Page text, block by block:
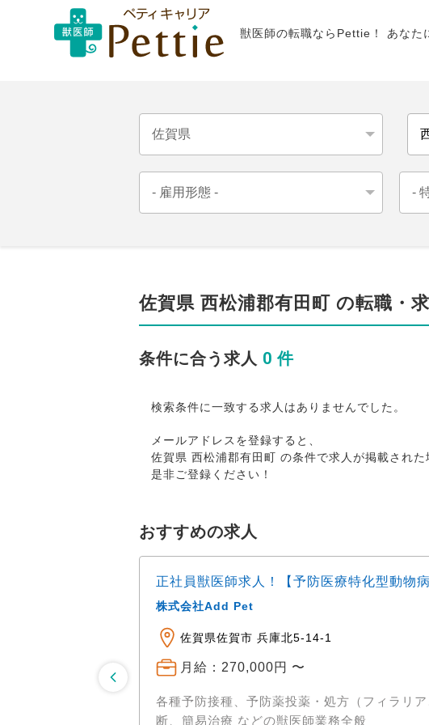
獣医師の転職ならPettie！ あなた
佐賀県 西松浦郡有田町 の転職・
条件に合う求人 0 件
検索条件に一致する求人はありませんでした。
メールアドレスを登録すると、
佐賀県 西松浦郡有田町 の条件で求人が掲載され
是非ご登録ください！
おすすめの求人
正社員獣医師求人！【予防医療特化型動物
株式会社Add Pet
佐賀県佐賀市 兵庫北5-14-1
月給：270,000円 〜
各種予防接種、予防薬投薬・処方（フィラリア、ノミ・ダニ
断、簡易治療 などの獣医師業務全般